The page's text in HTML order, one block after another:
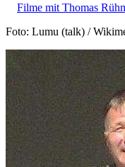
Filme mit Thomas
Foto: Lumu (talk) /